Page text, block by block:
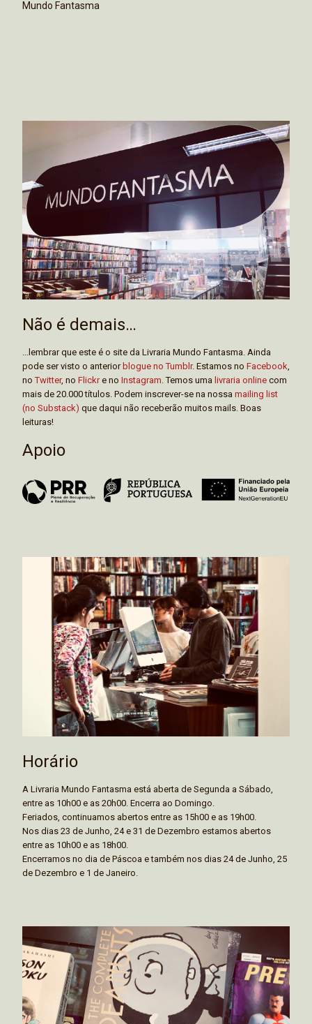
Mundo Fantasma
Não é demais…
...lembrar que este é o site da Livraria Mundo Fantasma. Ainda
pode ser visto o anteriorblogue no Tumblr. Estamos no Facebook
noTwitter, no Flickre no Instagram . Temos uma livraria online com
mais de 20.000 títulos. Podem inscrever-se na nossa mailing list
(no Substack) que daqui não receberão muitos mails. Boas
leituras!
Apoio
Horário
A Livraria Mundo Fantasma está aberta de Segunda a Sábado,
entre as 10h00 e as 20h00. Encerra ao Domingo.
Feriados, continuamos abertos entre as 15h00 e as 19h00.
Nos dias 23 de Junho, 24 e 31 de Dezembro estamos abertos
entre as 10h00 e as 18h00.
Encerramos no dia de Páscoa e também nos dias 24 de Junho, 25
de Dezembro e 1 de Janeiro.